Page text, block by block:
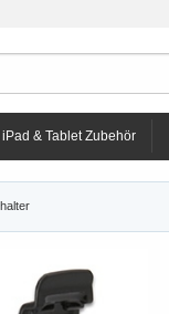
iPad & Tablet Zubehör